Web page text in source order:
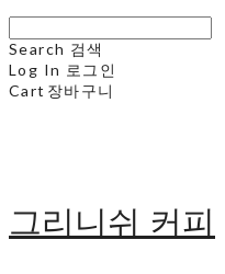
Search 검색
Log In 로그인
Cart 장바구니
그리니쉬 커피